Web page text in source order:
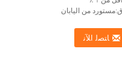
من اليابان